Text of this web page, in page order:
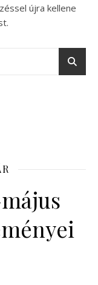
újra kellene